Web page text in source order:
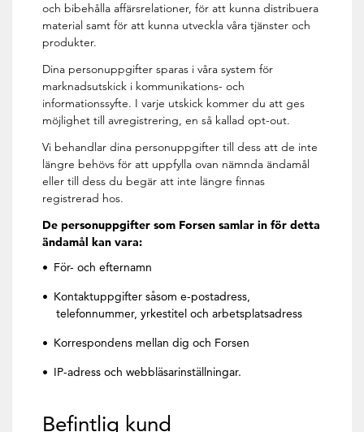
och bibehålla affärsrelationer, för att kunna distribuera
material samt för att kunna utveckla våra tjänster och
produkter.
Dina personuppgifter sparas i våra system för
marknadsutskick i kommunikations- och
informationssyfte. I varje utskick kommer du att ges
möjlighet till avregistrering, en så kallad opt-out.
Vi behandlar dina personuppgifter till dess att de inte
längre behövs för att uppfylla ovan nämnda ändamål
eller till dess du begär att inte längre finnas
registrerad hos.
De personuppgifter som Forsen samlar in för detta
ändamål kan vara:
För- och efternamn
Kontaktuppgifter såsom e-postadress,
telefonnummer, yrkestitel och arbetsplatsadress
Korrespondens mellan dig och Forsen
IP-adress och webbläsarinställningar.
Befintlig kund